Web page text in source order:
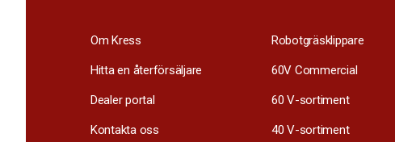
Om Kress
Hitta en återförsäljare
Dealer portal
Kontakta oss
Robotgräsklippare
60V Commercial
60 V-sortiment
40 V-sortiment